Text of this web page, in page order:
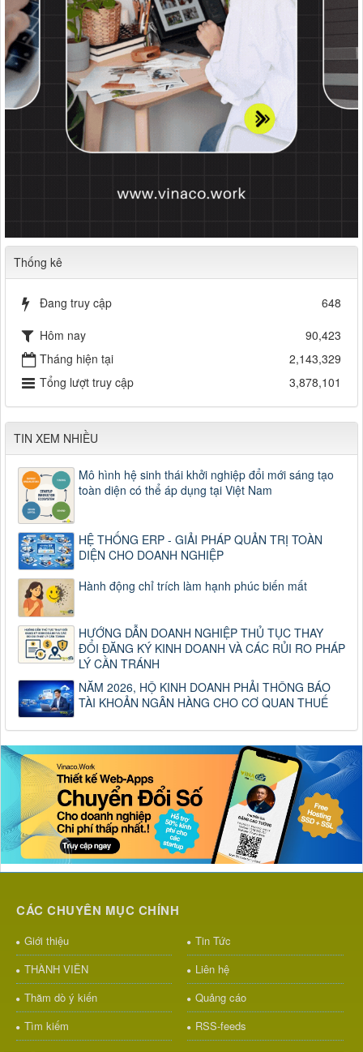
Thống kê
Đang truy cập
648
Hôm nay
90,423
Tháng hiện tại
2,143,329
Tổng lượt truy cập
3,878,101
TIN XEM NHIỀU
Mô hình hệ sinh thái khởi nghiệp đổi mới sáng tạo
toàn diện có thể áp dụng tại Việt Nam
HỆ THỐNG ERP - GIẢI PHÁP QUẢN TRỊ TOÀN
DIỆN CHO DOANH NGHIỆP
Hành động chỉ trích làm hạnh phúc biến mất
HƯỚNG DẪN DOANH NGHIỆP THỦ TỤC THAY
ĐỔI ĐĂNG KÝ KINH DOANH VÀ CÁC RỦI RO PHÁP
LÝ CẦN TRÁNH
NĂM 2026, HỘ KINH DOANH PHẢI THÔNG BÁO
TÀI KHOẢN NGÂN HÀNG CHO CƠ QUAN THUẾ
CÁC CHUYÊN MỤC CHÍNH
Giới thiệu
Tin Tức
THÀNH VIÊN
Liên hệ
Thăm dò ý kiến
Quảng cáo
Tìm kiếm
RSS-feeds